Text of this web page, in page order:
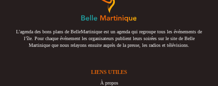
L’agenda des bons plans de BelleMartinique est un agenda qui regroupe tous les événements de
l’île. Pour chaque événement les organisateurs publient leurs soirées sur le site de Belle
Martinique que nous relayons ensuite auprès de la presse, les radios et télévisions.
LIENS UTILES
À propos